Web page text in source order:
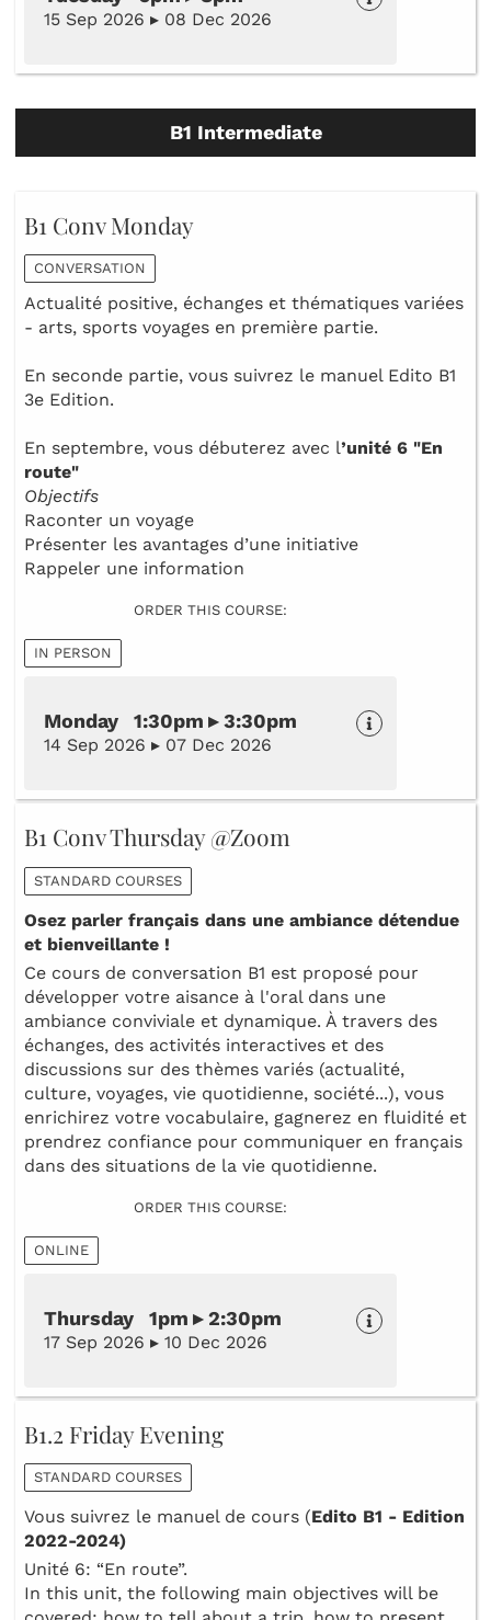
15 Sep 2026 ▸ 08 Dec 2026
B1 Intermediate
B1 Conv Monday
CONVERSATION
Actualité positive, échanges et thématiques variées
- arts, sports voyages en première partie.
En seconde partie, vous suivrez le manuel Edito B1
3e Edition.
En septembre, vous débuterez avec l’unité 6 "En
route"
Objectifs
Raconter un voyage
Présenter les avantages d’une initiative
Rappeler une information
ORDER THIS COURSE:
IN PERSON
Monday 1:30pm ▸ 3:30pm
14 Sep 2026 ▸ 07 Dec 2026
B1 Conv Thursday @Zoom
STANDARD COURSES
Osez parler français dans une ambiance détendue
et bienveillante !
Ce cours de conversation B1 est proposé pour
développer votre aisance à l'oral dans une
ambiance conviviale et dynamique. À travers des
échanges, des activités interactives et des
discussions sur des thèmes variés (actualité,
culture, voyages, vie quotidienne, société...), vous
enrichirez votre vocabulaire, gagnerez en fluidité et
prendrez confiance pour communiquer en français
dans des situations de la vie quotidienne.
ORDER THIS COURSE:
ONLINE
Thursday 1pm ▸ 2:30pm
17 Sep 2026 ▸ 10 Dec 2026
B1.2 Friday Evening
STANDARD COURSES
Vous suivrez le manuel de cours (Edito B1 - Edition
2022-2024)
Unité 6: “En route”.
In this unit, the following main objectives will be